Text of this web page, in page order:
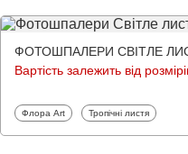
ФОТОШПАЛЕРИ СВІТЛЕ
Вартість залежить від
Фотошпалери
Флора Art Фотошпалери
Тропічні листя